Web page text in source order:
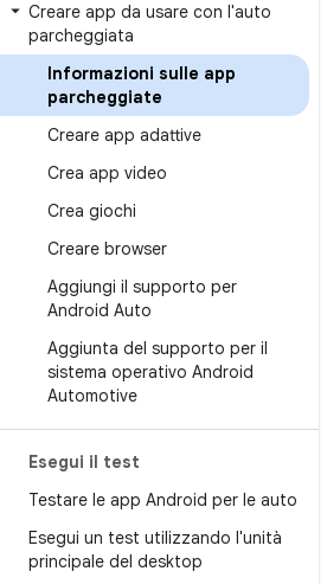
Creare app da usare con l'auto
parcheggiata
Informazioni sulle app
parcheggiate
Creare app adattive
Crea app video
Crea giochi
Creare browser
Aggiungi il supporto per
Android Auto
Aggiunta del supporto per il
sistema operativo Android
Automotive
Esegui il test
Testare le app Android per le auto
Esegui un test utilizzando l'unità
principale del desktop